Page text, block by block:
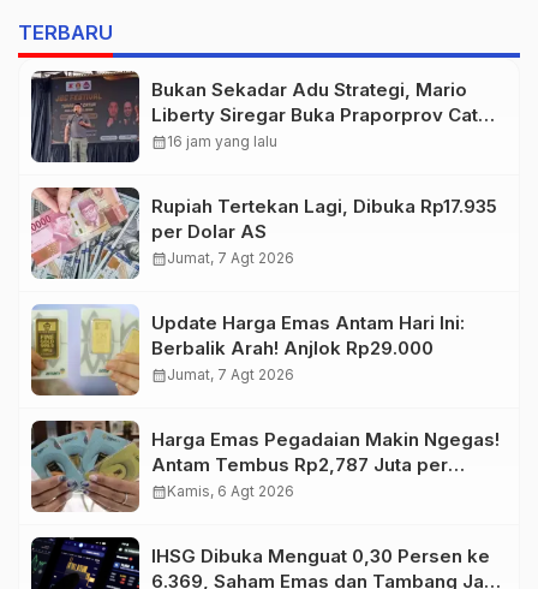
TERBARU
Bukan Sekadar Adu Strategi, Mario
Liberty Siregar Buka Praporprov Catur
Jambi
calendar_month16 jam yang lalu
Rupiah Tertekan Lagi, Dibuka Rp17.935
per Dolar AS
calendar_monthJumat, 7 Agt 2026
Update Harga Emas Antam Hari Ini:
Berbalik Arah! Anjlok Rp29.000
calendar_monthJumat, 7 Agt 2026
Harga Emas Pegadaian Makin Ngegas!
Antam Tembus Rp2,787 Juta per
Gram
calendar_monthKamis, 6 Agt 2026
IHSG Dibuka Menguat 0,30 Persen ke
6.369, Saham Emas dan Tambang Jadi